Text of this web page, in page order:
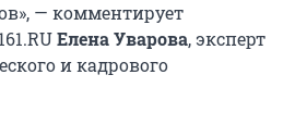
— комментирует
Елена Уварова, эксперт
и кадрового